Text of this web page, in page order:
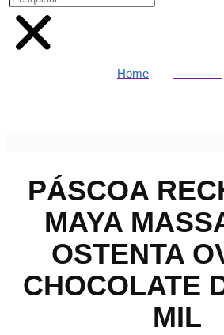
Home
PÁSCOA
MAYA
OSTENTA
CHOCOLATE
MIL